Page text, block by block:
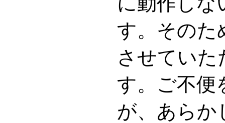
す。そのた
させてい
す。ご不便
が、あらか